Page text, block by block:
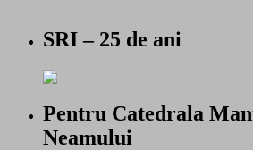
SRI – 25 de ani
Pentru Catedrala
Neamului